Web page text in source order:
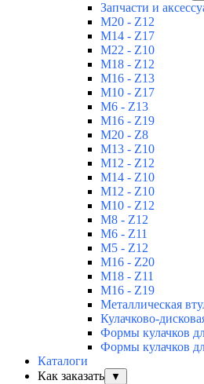
Запчасти и
M20 - Z12
M14 - Z17
M22 - Z10
M18 - Z12
M16 - Z13
M10 - Z17
M6 - Z13
M16 - Z19
M20 - Z8
M13 - Z10
M12 - Z12
M14 - Z10
M12 - Z10
M10 - Z12
M8 - Z12
M6 - Z11
M5 - Z12
M16 - Z20
M18 - Z11
M16 - Z19
Металлическая
Кулачково-
Формы кулачков
Формы кулачков
Каталоги
Как заказать
▼